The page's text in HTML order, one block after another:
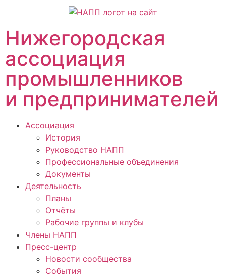
Нижегородская
ассоциация
промышленников
и предпринимателей
Ассоциация
История
Руководство НАПП
Профессиональные объединения
Документы
Деятельность
Планы
Отчёты
Рабочие группы и клубы
Члены НАПП
Пресс-центр
Новости сообщества
События